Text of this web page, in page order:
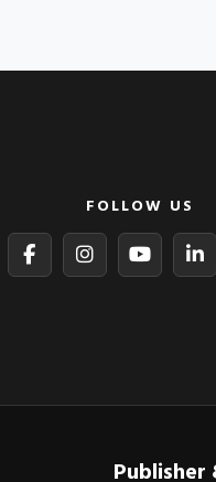
FOLLOW US